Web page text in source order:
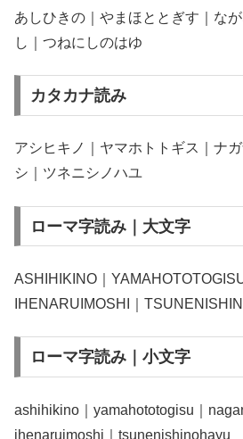
あしひきの｜やまほととぎす｜な
し｜つねにしのはゆ
カタカナ読み
アシヒキノ｜ヤマホトトギス｜ナ
シ｜ツネニシノハユ
ローマ字読み｜大文字
ASHIHIKINO｜
IHENARUIMOSHI｜
ローマ字読み｜小文字
ashihikino｜yamahototogisu｜
ihenaruimoshi｜tsunenishinohayu